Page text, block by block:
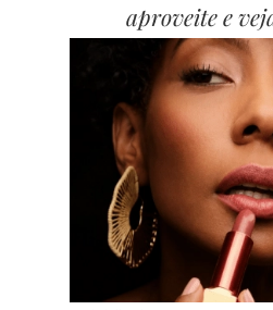
aproveite e